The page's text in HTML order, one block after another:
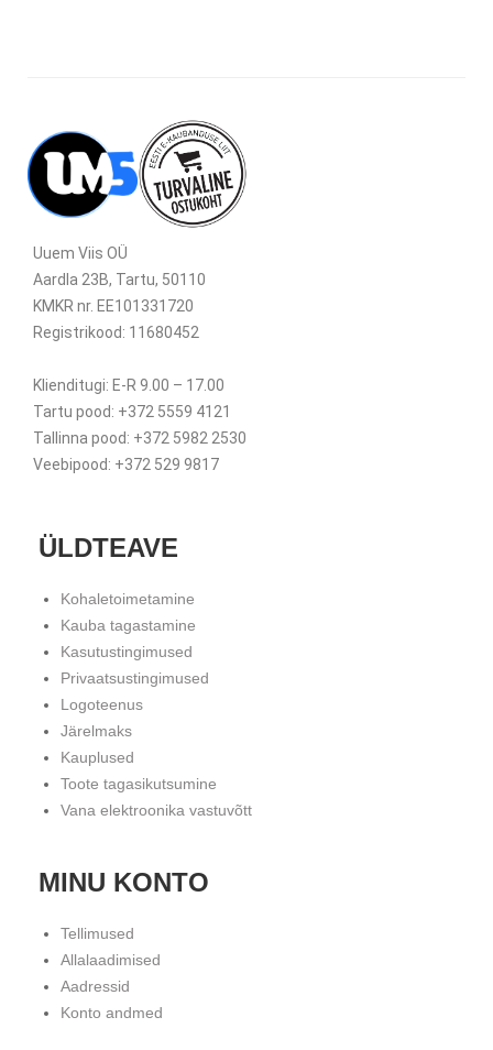
Uuem Viis OÜ
Aardla 23B, Tartu, 50110
KMKR nr. EE101331720
Registrikood: 11680452
Klienditugi: E-R 9.00 – 17.00
Tartu pood: +372 5559 4121
Tallinna pood: +372 5982 2530
Veebipood: +372 529 9817
ÜLDTEAVE
Kohaletoimetamine
Kauba tagastamine
Kasutustingimused
Privaatsustingimused
Logoteenus
Järelmaks
Kauplused
Toote tagasikutsumine
Vana elektroonika vastuvõtt
MINU KONTO
Tellimused
Allalaadimised
Aadressid
Konto andmed